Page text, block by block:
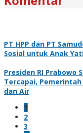
PT HPP dan PT
Sosial untuk Anak
Presiden RI Prabowo
Tercapai,
dan Air
1
2
3